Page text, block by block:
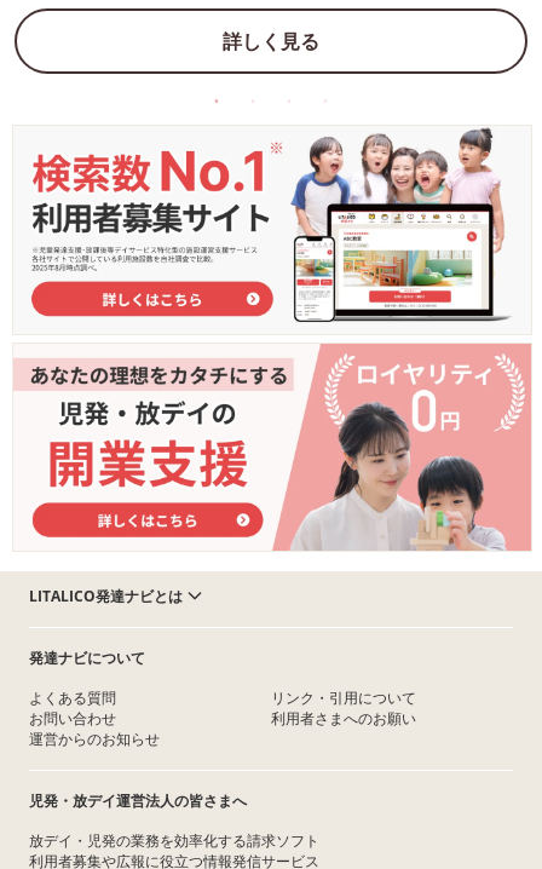
詳しく見る
LITALICO発達ナビとは
発達ナビについて
よくある質問
お問い合わせ
運営からのお知らせ
リンク・引用について
利用者さまへのお願い
児発・放デイ運営法人の皆さまへ
放デイ・児発の業務を効率化する請求ソフト
利用者募集や広報に役立つ情報発信サービス